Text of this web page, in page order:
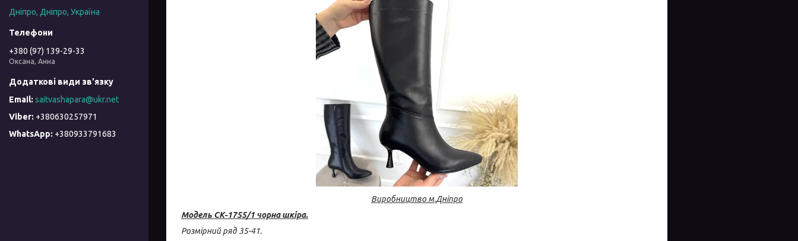
Виробництво м.Дніпро
Модель СК-1755/1 чорна шкіра.
Розмірний ряд 35-41.
Дніпро, Дніпро, Україна
+380 (97) 139-29-33
Оксана, Анна
saitvashapara@ukr.net
+380630257971
+380933791683